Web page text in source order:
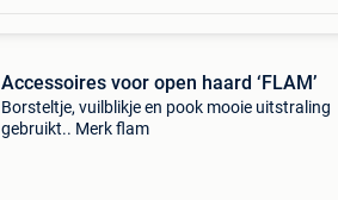
Accessoires voor open haard ‘FLAM’
Borsteltje, vuilblikje en pook mooie uitstraling
gebruikt.. Merk flam